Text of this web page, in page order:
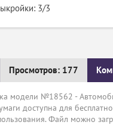
3/3
Просмотров: 177
модели №18562 -
доступна для
Файл можно